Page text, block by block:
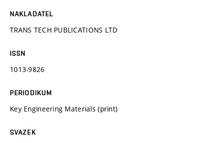
NAKLADATEL
TRANS TECH PUBLICATIONS LTD
ISSN
1013-9826
PERIODIKUM
Key Engineering Materials (print)
SVAZEK